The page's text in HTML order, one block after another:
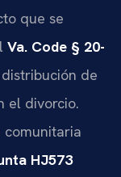
que se
Va. Code § 20-
de
el divorcio.
comunitaria
HJ573